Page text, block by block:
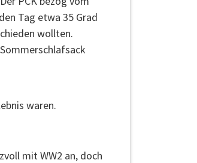
Tag etwa 35 Grad
wollten.
waren.
mit WW2 an, doch